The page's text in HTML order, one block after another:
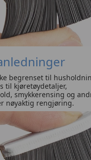
begrenset til
til kjøretøydetaljer,
smykkerensing og
nøyaktig rengjøring.